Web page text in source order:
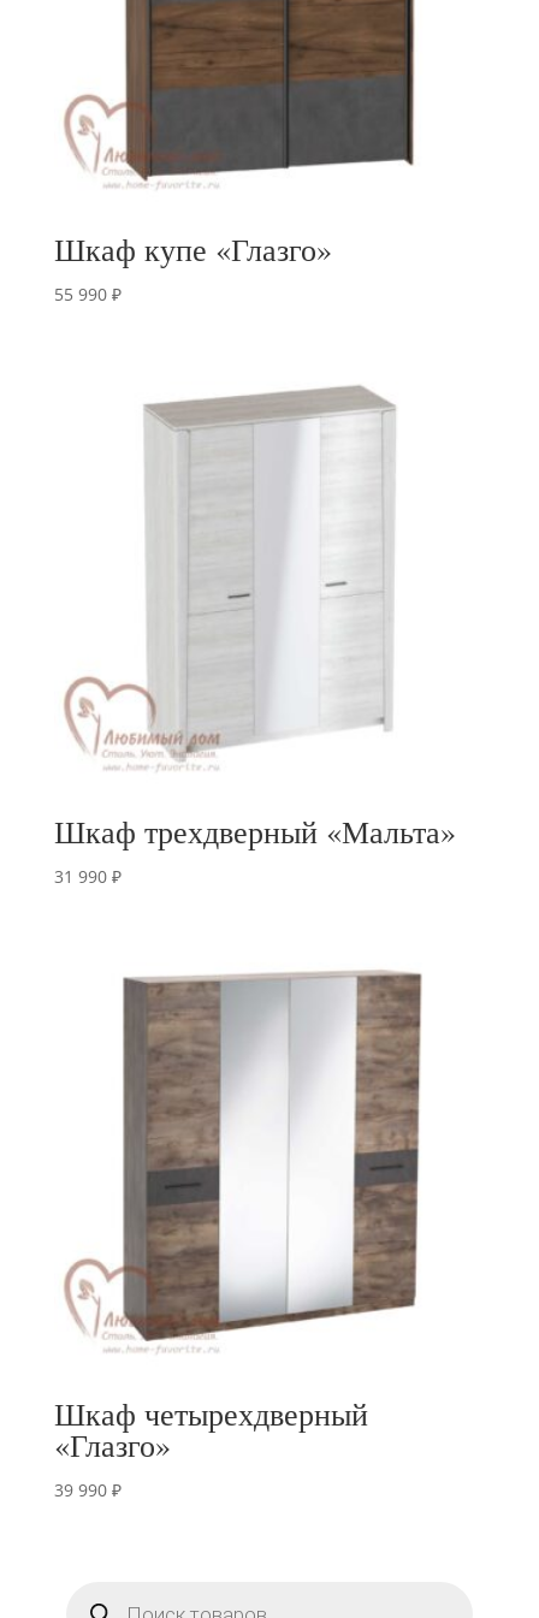
Шкаф купе «Глазго»
55 990 ₽
Шкаф трехдверный «Мальта»
31 990 ₽
Шкаф четырехдверный
«Глазго»
39 990 ₽
товаров